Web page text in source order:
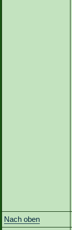
Nach oben